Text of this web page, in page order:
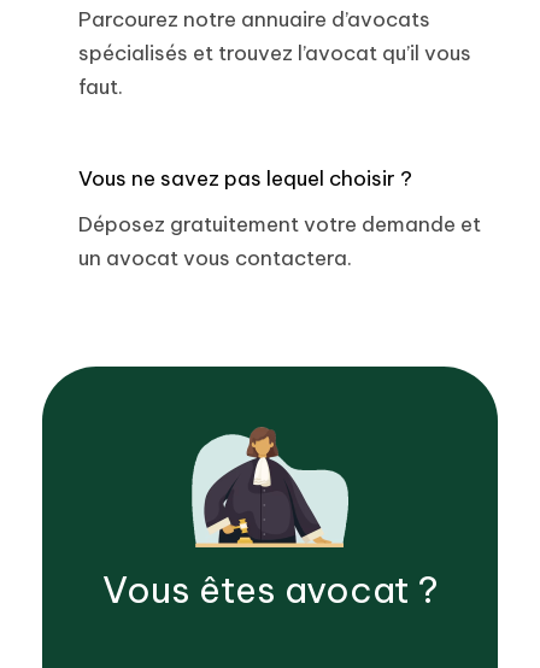
Parcourez notre annuaire d’avocats
spécialisés et trouvez l’avocat qu’il vous
faut.
Vous ne savez pas lequel choisir ?
Déposez gratuitement votre demande et
un avocat vous contactera.
Vous êtes avocat ?